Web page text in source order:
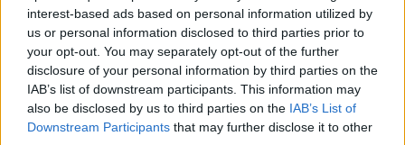
interest-based ads based on personal information utilized by
us or personal information disclosed to third parties prior to
your opt-out. You may separately opt-out of the further
disclosure of your personal information by third parties on the
IAB’s list of downstream participants. This information may
also be disclosed by us to third parties on the IAB’s List of
Downstream Participants that may further disclose it to other
Η ίδια η δίκη έχει τεράστιο οικονομικό και
στρατηγικό βάρος.Ο Μασκ κατηγορεί την OpenAI
ότι πρόδωσε την αρχική αποστολή της ως μη
κερδοσκοπικού οργανισμού που θα υπηρετούσε το
δημόσιο συμφέρον και εκμεταλλεύθηκε τη